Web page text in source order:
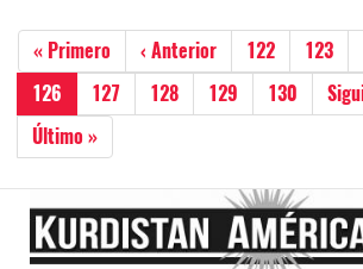
Paginación
Primera
página
« Primero
Página
anterior
‹ Anterior Página
122 Página
123
Página
actual
126 Página
127 Página
128 Página
129 Página
130
Última
página
Último »